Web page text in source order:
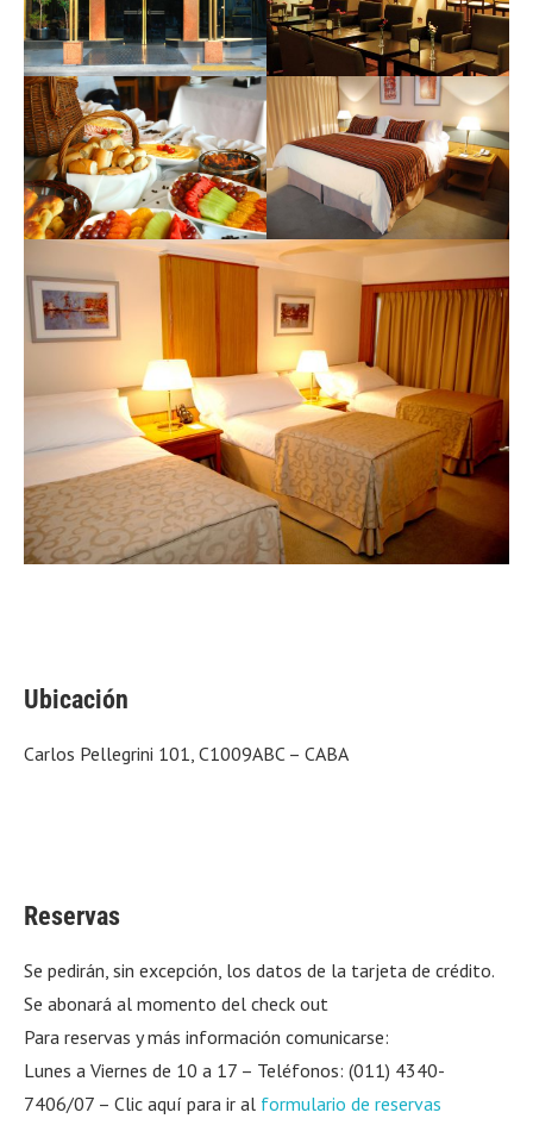
Ubicación
Carlos Pellegrini 101, C1009ABC – CABA
Reservas
Se pedirán, sin excepción, los datos de la tarjeta de crédito.
Se abonará al momento del check out
Para reservas y más información comunicarse:
Lunes a Viernes de 10 a 17 – Teléfonos: (011) 4340-
7406/07 – Clic aquí para ir al formulario de reservas